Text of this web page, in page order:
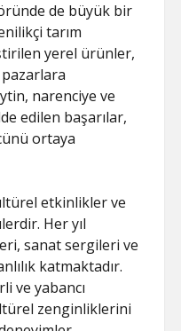
de büyük bir
tarım
yerel ürünler,
narenciye ve
edilen başarılar,
ortaya
etkinlikler ve
Her yıl
sanat sergileri ve
katmaktadır.
ve yabancı
zenginliklerini